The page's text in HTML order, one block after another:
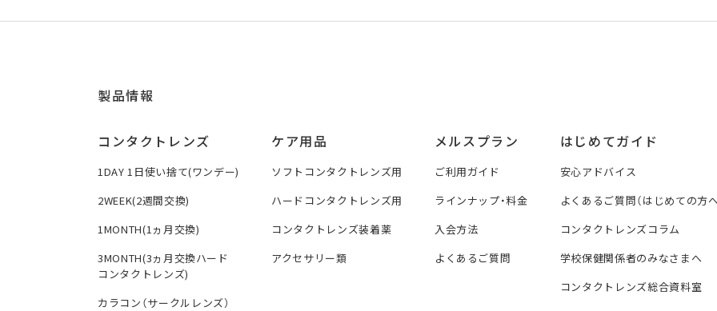
製品情報
コンタクトレンズ
1DAY 1日使い捨て(ワンデー)
2WEEK(2週間交換)
1MONTH(1ヵ月交換)
3MONTH(3ヵ月交換ハード
コンタクトレンズ)
カラコン（サークルレンズ）
ケア用品
ソフトコンタクトレンズ用
ハードコンタクトレンズ用
コンタクトレンズ装着薬
アクセサリー類
メルスプラン
ご利用ガイド
ラインナップ・料金
入会方法
よくあるご質問
はじめてガイド
安心アドバイス
よくあるご質問（はじめての方
コンタクトレンズコラム
学校保健関係者のみなさまへ
コンタクトレンズ総合資料室